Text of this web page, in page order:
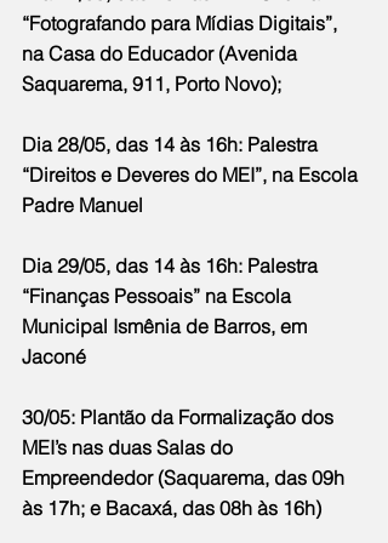
“Fotografando para Mídias Digitais”,
na Casa do Educador (Avenida
Saquarema, 911, Porto Novo);
Dia 28/05, das 14 às 16h: Palestra
“Direitos e Deveres do MEI”, na Escola
Padre Manuel
Dia 29/05, das 14 às 16h: Palestra
“Finanças Pessoais” na Escola
Municipal Ismênia de Barros, em
Jaconé
30/05: Plantão da Formalização dos
MEI’s nas duas Salas do
Empreendedor (Saquarema, das 09h
às 17h; e Bacaxá, das 08h às 16h)